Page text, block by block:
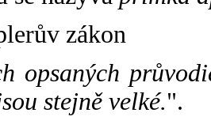
zákon
opsaných
stejně velké.".